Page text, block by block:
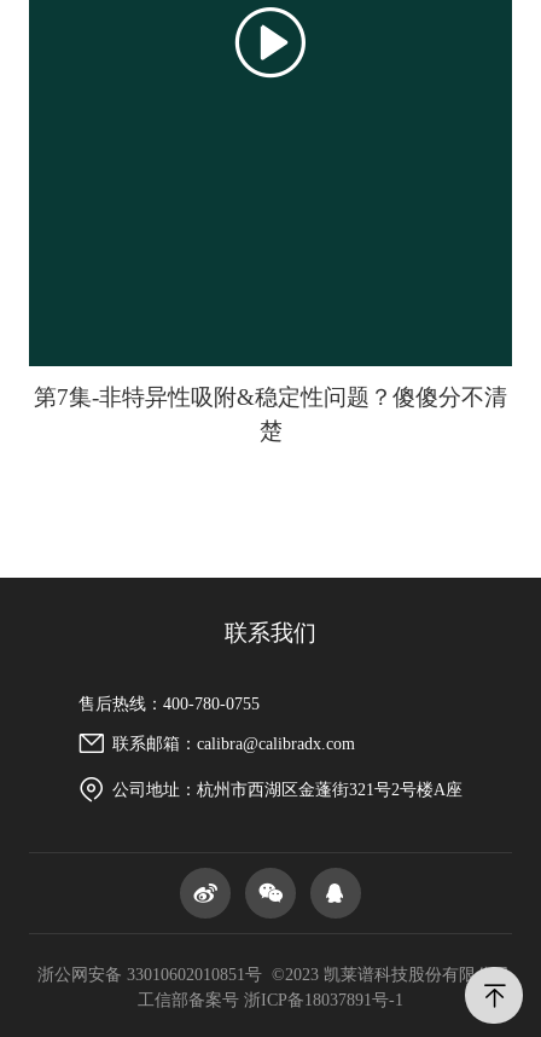
第7集-非特异性吸附&稳定性问题？傻傻分不清
楚
联系我们
售后热线：400-780-0755
联系邮箱：calibra@calibradx.com
公司地址：杭州市西湖区金蓬街321号2号楼A座
浙公网安备 33010602010851号 ©2023 凯莱谱科技股份有限公司
工信部备案号 浙ICP备18037891号-1